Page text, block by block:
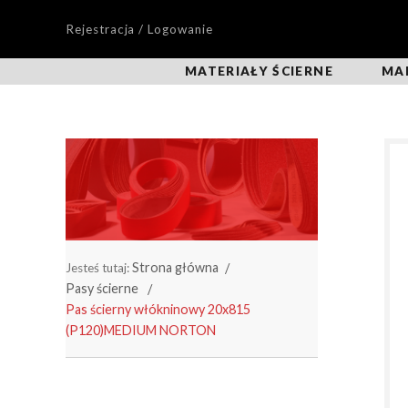
Rejestracja / Logowanie
MATERIAŁY ŚCIERNE
Jesteś tutaj:Strona główna
Pasy ścierne
Pas ścierny włókninowy 20x815
(P120)MEDIUM NORTON